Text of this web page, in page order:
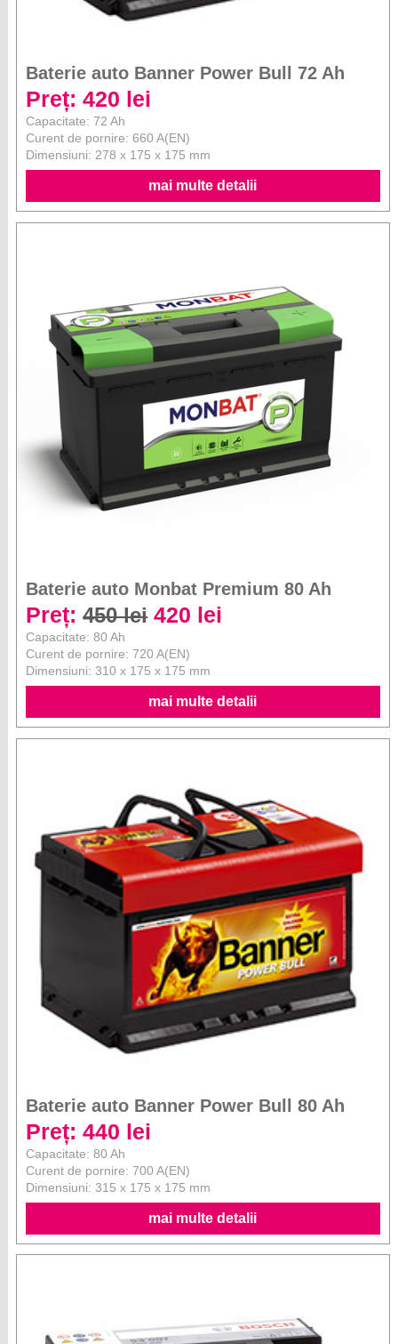
Baterie auto Banner Power Bull 72 Ah
Preț: 420 lei
Capacitate: 72 Ah
Curent de pornire: 660 A(EN)
Dimensiuni: 278 x 175 x 175 mm
mai multe detalii
Baterie auto Monbat Premium 80 Ah
Preț:450 lei420 lei
Capacitate: 80 Ah
Curent de pornire: 720 A(EN)
Dimensiuni: 310 x 175 x 175 mm
mai multe detalii
Baterie auto Banner Power Bull 80 Ah
Preț: 440 lei
Capacitate: 80 Ah
Curent de pornire: 700 A(EN)
Dimensiuni: 315 x 175 x 175 mm
mai multe detalii